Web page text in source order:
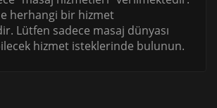
herhangi bir hizmet
Lütfen sadece masaj dünyası
hizmet isteklerinde bulunun.